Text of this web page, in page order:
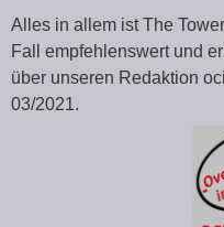
Alles in allem ist The
Fall empfehlenswert und
über unseren Redaktion
03/2021.